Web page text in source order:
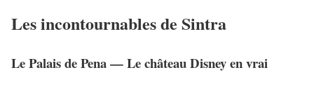
Les incontournables de Sintra
Le Palais de Pena — Le château Disney en vrai